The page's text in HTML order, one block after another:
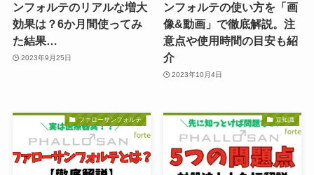
ンフォルテのリアルな増大
効果は？6か月間使ってみ
た結果…
2023年9月25日
ンフォルテの使い方を「画
像&動画」で徹底解説。注
意点や使用時間の目安も紹
介
2023年10月4日
ファローサンフォルテ 豆知識